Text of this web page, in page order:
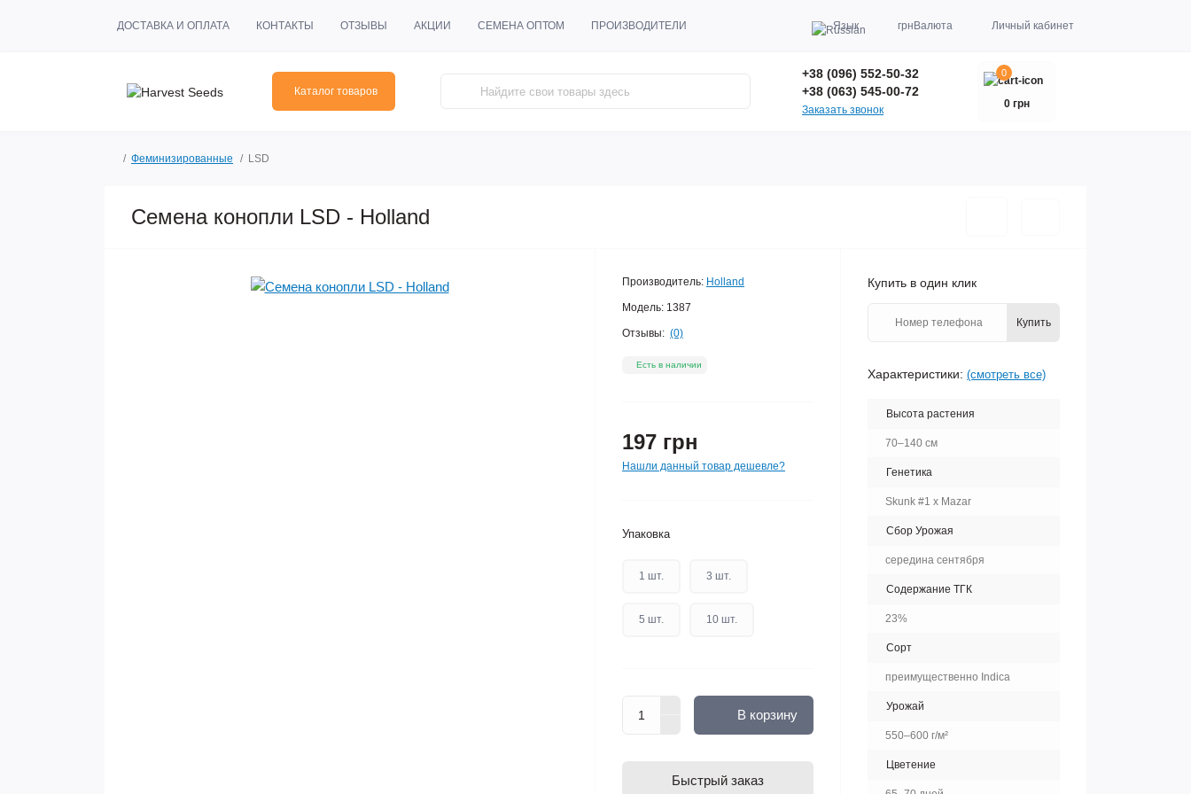
ДОСТАВКА И ОПЛАТА КОНТАКТЫ ОТЗЫВЫ АКЦИИ СЕМЕНА ОПТОМ ПРОИЗВОДИТЕЛИ Язык грн Валюта Личный кабинет
Каталог товаров
+38 (096) 552-50-32
+38 (063) 545-00-72
Заказать звонок
0
0 грн
Феминизированные LSD
Семена конопли LSD - Holland
Производитель: Holland
Модель: 1387
Отзывы: (0)
Есть в наличии
197 грн
Нашли данный товар дешевле?
Упаковка
1 шт. 3 шт.
5 шт. 10 шт.
В корзину
Быстрый заказ
Купить в один клик
Купить
Характеристики: (смотреть все)
Высота растения
70–140 см
Генетика
Skunk #1 x Mazar
Сбор Урожая
середина сентября
Содержание ТГК
23%
Сорт
преимущественно Indica
Урожай
550–600 г/м²
Цветение